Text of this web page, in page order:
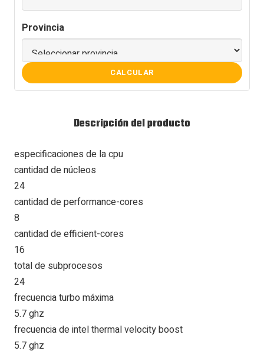
Provincia
CALCULAR
Descripción del producto
especificaciones de la cpu
cantidad de núcleos
24
cantidad de performance-cores
8
cantidad de efficient-cores
16
total de subprocesos
24
frecuencia turbo máxima
5.7 ghz
frecuencia de intel thermal velocity boost
5.7 ghz